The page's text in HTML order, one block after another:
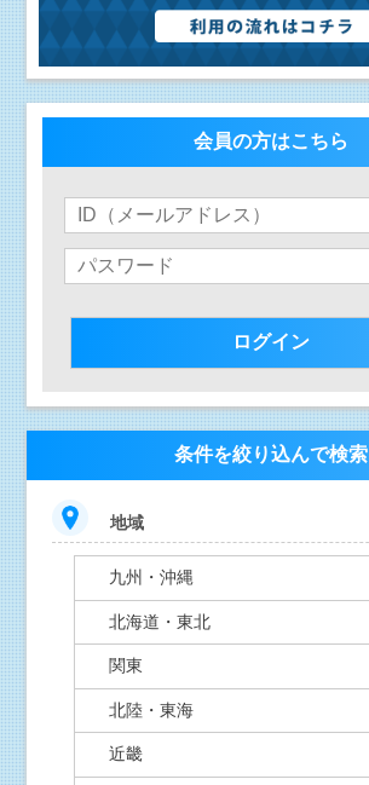
会員の方はこちら
条件を絞り込んで検索
地域
九州・沖縄
北海道・東北
関東
北陸・東海
近畿